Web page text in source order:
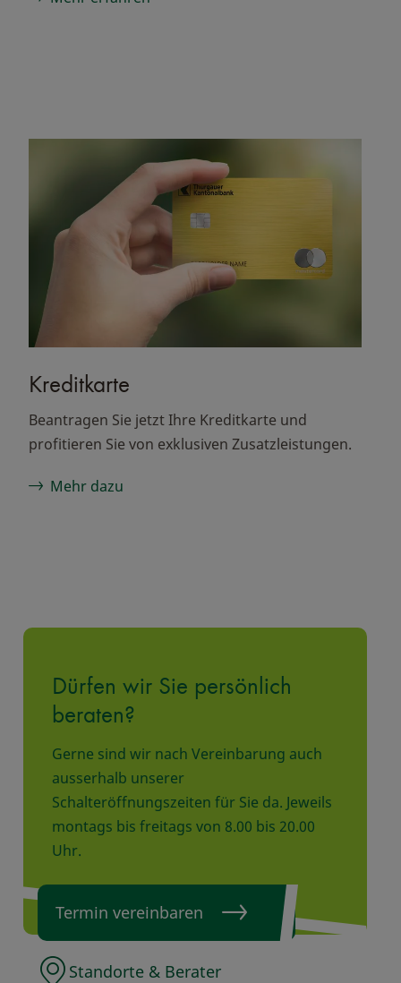
Kreditkarte
Beantragen Sie jetzt Ihre Kreditkarte und
profitieren Sie von exklusiven Zusatzleistungen.
Mehr dazu
Dürfen wir Sie persönlich
beraten?
Gerne sind wir nach Vereinbarung auch
ausserhalb unserer
Schalteröffnungszeiten für Sie da. Jeweils
montags bis freitags von 8.00 bis 20.00
Uhr.
Termin vereinbaren
Standorte & Berater